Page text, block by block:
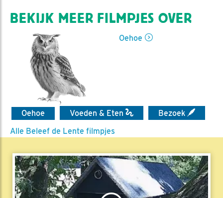
BEKIJK MEER FILMPJES OVER
Oehoe
Oehoe Voeden & Eten
Bezoek
Alle Beleef de Lente filmpjes